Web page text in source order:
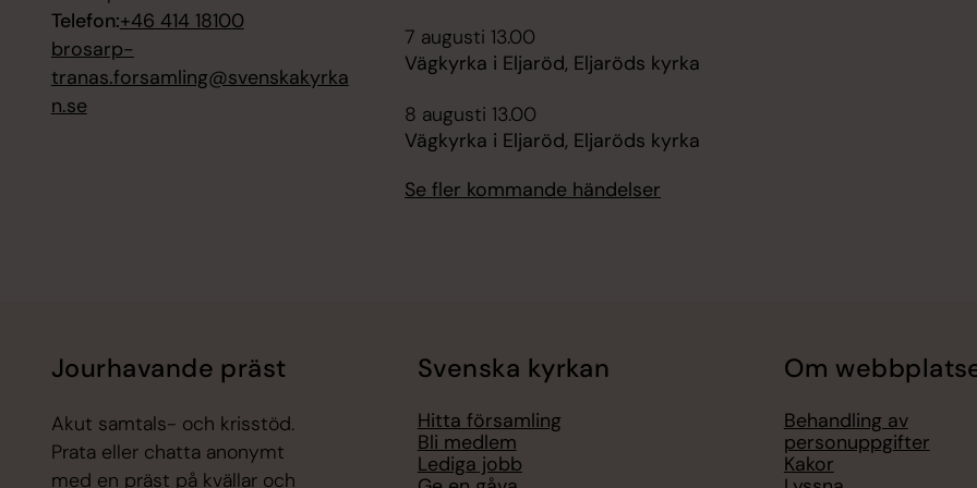
Telefon:+46 414 18100
brosarp-
tranas.forsamling@svenskakyrka
n.se
7 augusti 13.00
Vägkyrka i Eljaröd, Eljaröds kyrka
8 augusti 13.00
Vägkyrka i Eljaröd, Eljaröds kyrka
Se fler kommande händelser
Jourhavande präst
Akut samtals- och krisstöd.
Prata eller chatta anonymt
med en präst på kvällar och
Svenska kyrkan
Hitta församling
Bli medlem
Lediga jobb
Om
Behandling av
personuppgifter
Kakor